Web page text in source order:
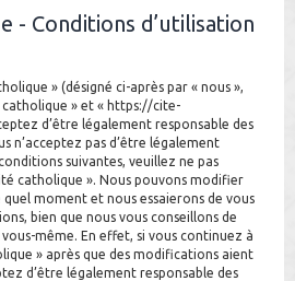
- Conditions d’utilisation
» (désigné ci-après par « nous »,
catholique » et « https://cite-
d’être légalement responsable des
n’acceptez pas d’être légalement
suivantes, veuillez ne pas
catholique ». Nous pouvons modifier
moment et nous essaierons de vous
bien que nous vous conseillons de
même. En effet, si vous continuez à
» après que des modifications aient
d’être légalement responsable des